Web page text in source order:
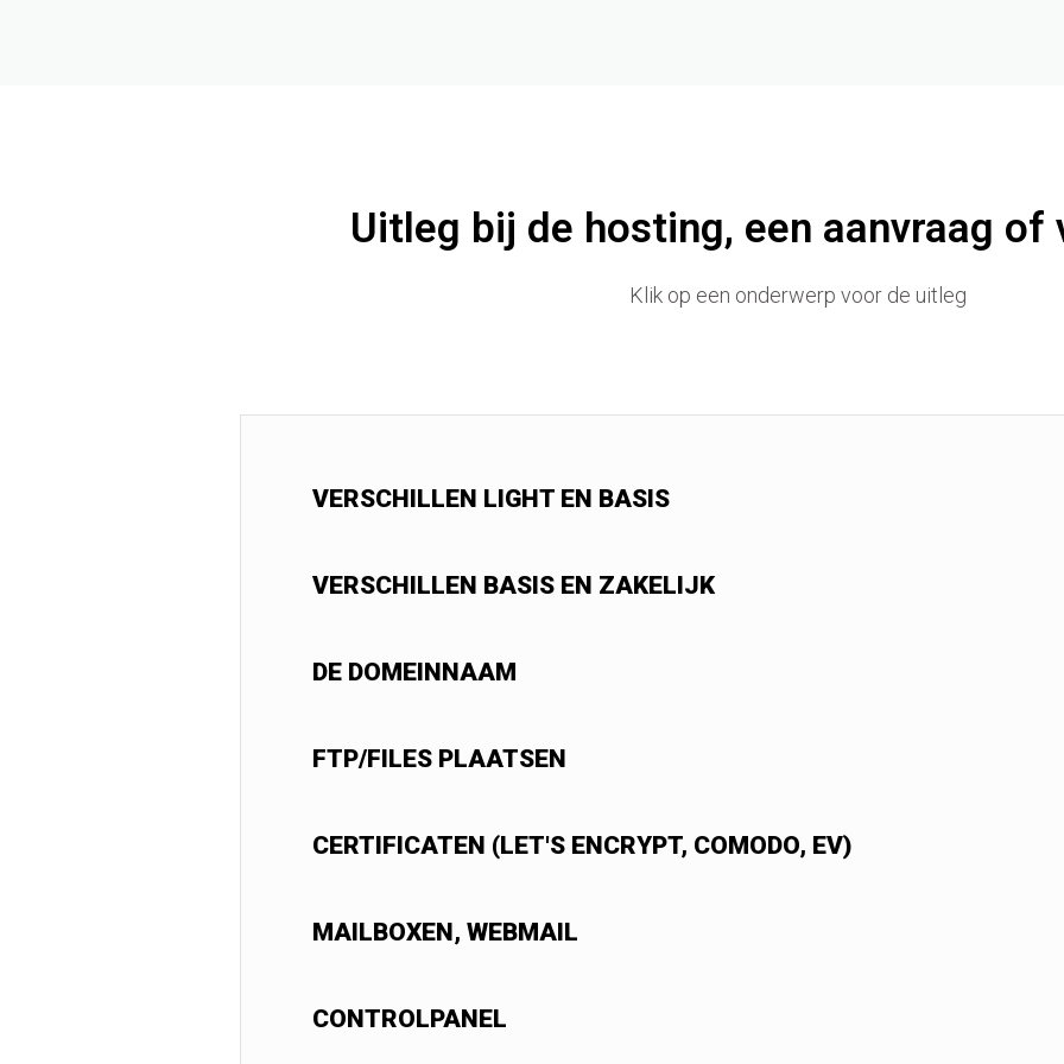
Uitleg bij de hosting, een aanvraag of
Klik op een onderwerp voor de uitleg
VERSCHILLEN LIGHT EN BASIS
VERSCHILLEN BASIS EN ZAKELIJK
DE DOMEINNAAM
FTP/FILES PLAATSEN
CERTIFICATEN (LET'S ENCRYPT, COMODO, EV)
MAILBOXEN, WEBMAIL
CONTROLPANEL